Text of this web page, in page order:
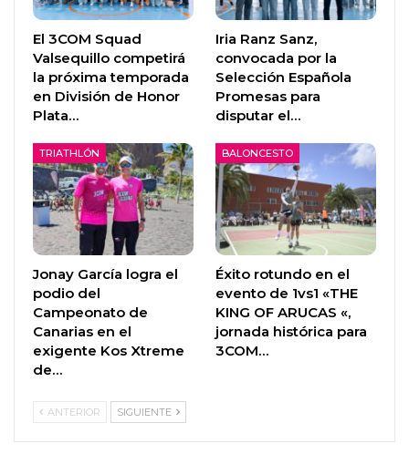
El 3COM Squad
Valsequillo competirá
la próxima temporada
en División de Honor
Plata…
Iria Ranz Sanz,
convocada por la
Selección Española
Promesas para
disputar el…
TRIATHLÓN
Jonay García logra el
podio del
Campeonato de
Canarias en el
exigente Kos Xtreme
de…
BALONCESTO
Éxito rotundo en el
evento de 1vs1 «THE
KING OF ARUCAS «,
jornada histórica para
3COM…
ANTERIOR SIGUIENTE